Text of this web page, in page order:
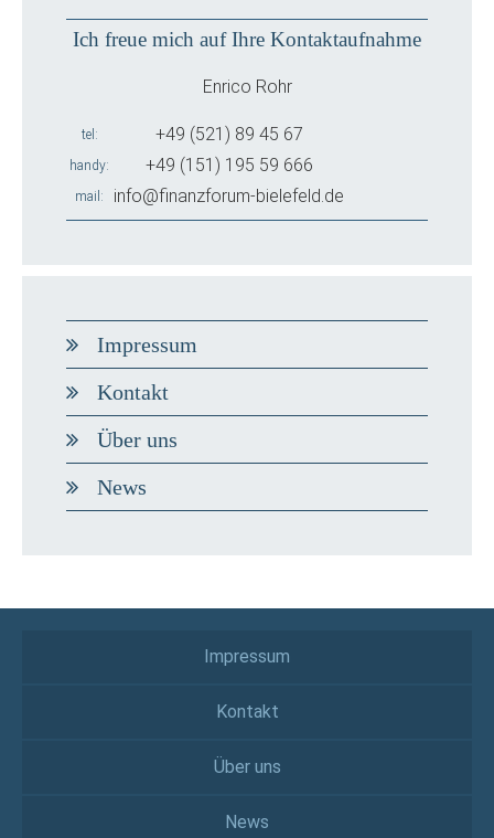
Ich freue mich auf Ihre Kontaktaufnahme
Enrico Rohr
tel +49 (521) 89 45 67
handy +49 (151) 195 59 666
mail info@finanzforum-bielefeld.de
Impressum
Kontakt
Über uns
News
Impressum
Kontakt
Über uns
News